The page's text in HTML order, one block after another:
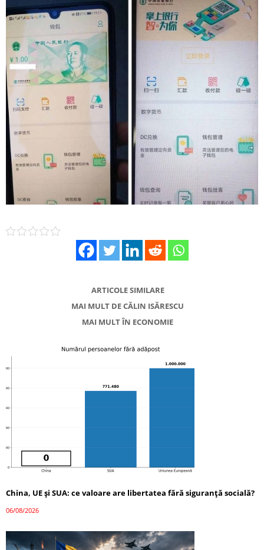
ARTICOLE SIMILARE
MAI MULT DE CĂLIN ISĂRESCU
MAI MULT ÎN ECONOMIE
China, UE și SUA: ce valoare are libertatea fără siguranță socială?
06/08/2026